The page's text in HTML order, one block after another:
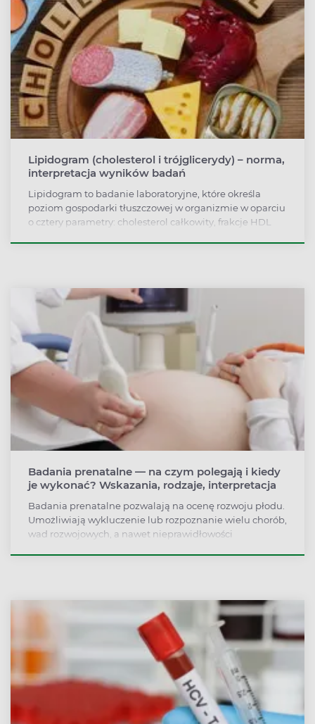
Lipidogram (cholesterol i trójglicerydy) – norma,
interpretacja wyników badań
Lipidogram to badanie laboratoryjne, które określa
poziom gospodarki tłuszczowej w organizmie w oparciu
o cztery parametry: cholesterol całkowity, frakcje HDL
trójglicerydów?
Badania prenatalne — na czym polegają i kiedy
je wykonać? Wskazania, rodzaje, interpretacja
Badania prenatalne pozwalają na ocenę rozwoju płodu.
Umożliwiają wykluczenie lub rozpoznanie wielu chorób,
wad rozwojowych, a nawet nieprawidłowości
rozwój. Co można wykryć dzięki badaniom
prenatalnym? Kiedy warto je wykonać i z jakich
rodzajów badań może skorzystać ciężarna?